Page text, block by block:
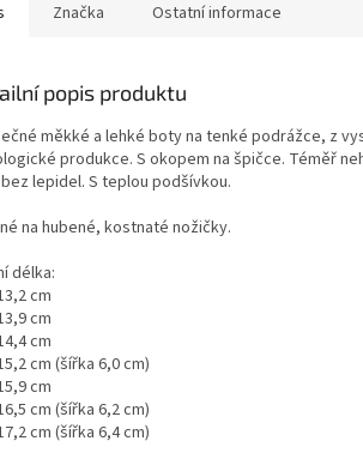
Značka Ostatní informace
popis produktu
měkké a lehké boty na tenké podrážce, z
produkce. S okopem na špičce. Téměř
lepidel. S teplou podšívkou.
na hubené, kostnaté nožičky.
délka:
cm
cm
cm
cm (šířka 6,0 cm)
cm
cm (šířka 6,2 cm)
cm (šířka 6,4 cm)